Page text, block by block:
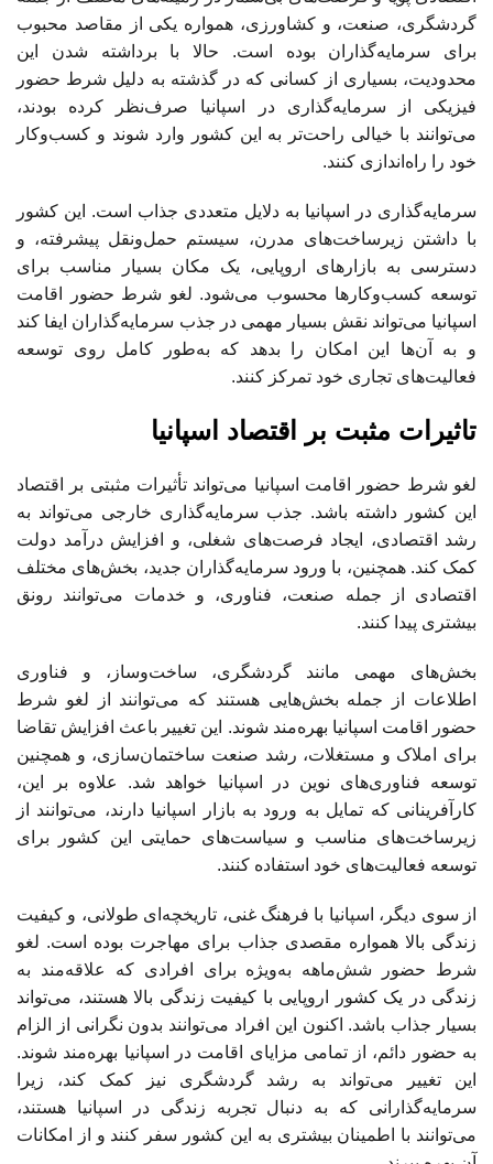
گردشگری، صنعت، و کشاورزی، همواره یکی از مقاصد محبوب
برای سرمایه‌گذاران بوده است. حالا با برداشته شدن این
محدودیت، بسیاری از کسانی که در گذشته به دلیل شرط حضور
فیزیکی از سرمایه‌گذاری در اسپانیا صرف‌نظر کرده بودند،
می‌توانند با خیالی راحت‌تر به این کشور وارد شوند و کسب‌وکار
خود را راه‌اندازی کنند.
سرمایه‌گذاری در اسپانیا به دلایل متعددی جذاب است. این کشور
با داشتن زیرساخت‌های مدرن، سیستم حمل‌ونقل پیشرفته، و
دسترسی به بازارهای اروپایی، یک مکان بسیار مناسب برای
توسعه کسب‌وکارها محسوب می‌شود. لغو شرط حضور اقامت
اسپانیا می‌تواند نقش بسیار مهمی در جذب سرمایه‌گذاران ایفا کند
و به آن‌ها این امکان را بدهد که به‌طور کامل روی توسعه
فعالیت‌های تجاری خود تمرکز کنند.
تاثیرات مثبت بر اقتصاد اسپانیا
لغو شرط حضور اقامت اسپانیا می‌تواند تأثیرات مثبتی بر اقتصاد
این کشور داشته باشد. جذب سرمایه‌گذاری خارجی می‌تواند به
رشد اقتصادی، ایجاد فرصت‌های شغلی، و افزایش درآمد دولت
کمک کند. همچنین، با ورود سرمایه‌گذاران جدید، بخش‌های مختلف
اقتصادی از جمله صنعت، فناوری، و خدمات می‌توانند رونق
بیشتری پیدا کنند.
بخش‌های مهمی مانند گردشگری، ساخت‌وساز، و فناوری
اطلاعات از جمله بخش‌هایی هستند که می‌توانند از لغو شرط
حضور اقامت اسپانیا بهره‌مند شوند. این تغییر باعث افزایش تقاضا
برای املاک و مستغلات، رشد صنعت ساختمان‌سازی، و همچنین
توسعه فناوری‌های نوین در اسپانیا خواهد شد. علاوه بر این،
کارآفرینانی که تمایل به ورود به بازار اسپانیا دارند، می‌توانند از
زیرساخت‌های مناسب و سیاست‌های حمایتی این کشور برای
توسعه فعالیت‌های خود استفاده کنند.
از سوی دیگر، اسپانیا با فرهنگ غنی، تاریخچه‌ای طولانی، و کیفیت
زندگی بالا همواره مقصدی جذاب برای مهاجرت بوده است. لغو
شرط حضور شش‌ماهه به‌ویژه برای افرادی که علاقه‌مند به
زندگی در یک کشور اروپایی با کیفیت زندگی بالا هستند، می‌تواند
بسیار جذاب باشد. اکنون این افراد می‌توانند بدون نگرانی از الزام
به حضور دائم، از تمامی مزایای اقامت در اسپانیا بهره‌مند شوند.
این تغییر می‌تواند به رشد گردشگری نیز کمک کند، زیرا
سرمایه‌گذارانی که به دنبال تجربه زندگی در اسپانیا هستند،
می‌توانند با اطمینان بیشتری به این کشور سفر کنند و از امکانات